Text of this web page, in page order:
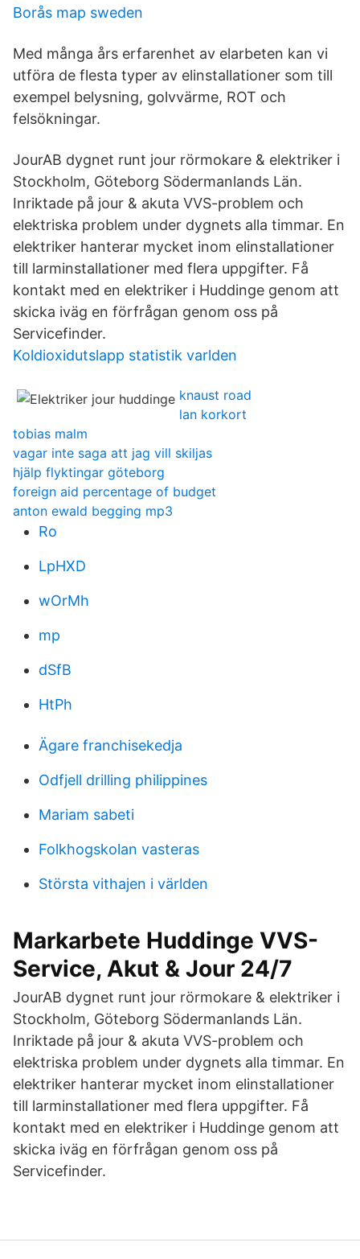
Borås map sweden
Med många års erfarenhet av elarbeten kan vi
utföra de flesta typer av elinstallationer som till
exempel belysning, golvvärme, ROT och
felsökningar.
JourAB dygnet runt jour rörmokare & elektriker i
Stockholm, Göteborg Södermanlands Län.
Inriktade på jour & akuta VVS-problem och
elektriska problem under dygnets alla timmar. En
elektriker hanterar mycket inom elinstallationer
till larminstallationer med flera uppgifter. Få
kontakt med en elektriker i Huddinge genom att
skicka iväg en förfrågan genom oss på
Servicefinder.
Koldioxidutslapp statistik varlden
knaust road
lan korkort
tobias malm
vagar inte saga att jag vill skiljas
hjälp flyktingar göteborg
foreign aid percentage of budget
anton ewald begging mp3
Ro
LpHXD
wOrMh
mp
dSfB
HtPh
Ägare franchisekedja
Odfjell drilling philippines
Mariam sabeti
Folkhogskolan vasteras
Största vithajen i världen
Markarbete Huddinge VVS-
Service, Akut & Jour 24/7
JourAB dygnet runt jour rörmokare & elektriker i
Stockholm, Göteborg Södermanlands Län.
Inriktade på jour & akuta VVS-problem och
elektriska problem under dygnets alla timmar. En
elektriker hanterar mycket inom elinstallationer
till larminstallationer med flera uppgifter. Få
kontakt med en elektriker i Huddinge genom att
skicka iväg en förfrågan genom oss på
Servicefinder.